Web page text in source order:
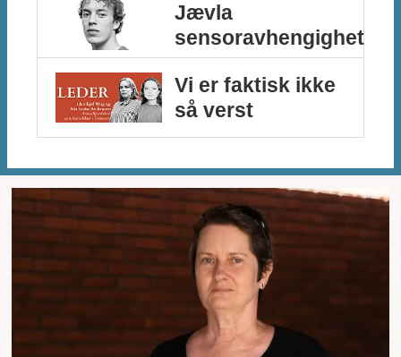
Jævla
sensoravhengighet
Vi er faktisk ikke
så verst